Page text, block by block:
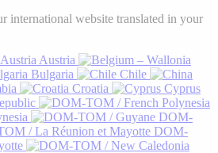
international website translated in your
Austria
Bulgaria
Chile
Croatia
Cyprus
DOM-
DOM-